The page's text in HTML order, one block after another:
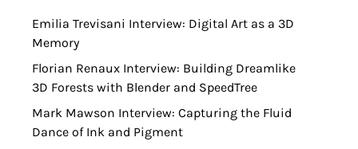
Emilia Trevisani Interview: Digital Art as a 3D
Memory
Florian Renaux Interview: Building Dreamlike
3D Forests with Blender and SpeedTree
Mark Mawson Interview: Capturing the Fluid
Dance of Ink and Pigment